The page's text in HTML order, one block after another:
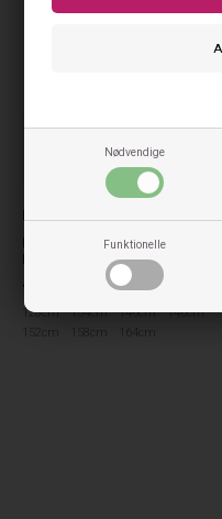
Nødvendige
Funktionelle
Kids ONLY
Kids Only Vinterjakke Dolly -
Magnet
449,95 DKK
128cm 134cm 140cm
146cm
152cm
164cm